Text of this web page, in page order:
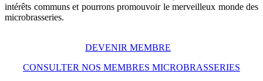
intérêts communs et pourrons promouvoir le merveilleux monde des
microbrasseries.
DEVENIR MEMBRE
CONSULTER NOS MEMBRES MICROBRASSERIES